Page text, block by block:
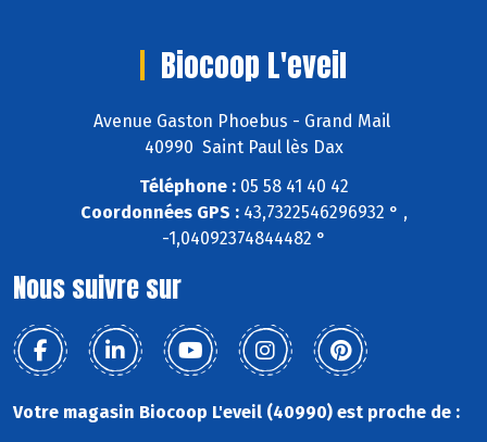
Biocoop L'eveil
Avenue Gaston Phoebus - Grand Mail
40990 Saint Paul lès Dax
Téléphone :05 58 41 40 42
Coordonnées GPS :43,7322546296932 ° ,
-1,04092374844482 °
Nous suivre sur
Votre magasin Biocoop L'eveil (40990) est proche de :